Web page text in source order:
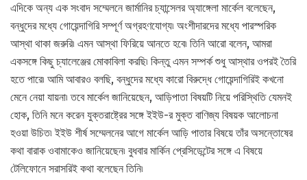
এদিকে অন্য এক সংবাদ সম্মেলনে জার্মানির চ্যান্সেলর অ্যাঙ্গেলা মার্কেল বলেছেন,
বন্ধুদের মধ্যে গোয়েন্দাগিরি সম্পূর্ণ অগ্রহণযোগ্য৷ অংশীদারদের মধ্যে পারস্পরিক
আস্থা থাকা জরুরি৷ এমন আস্থা ফিরিয়ে আনতে হবে৷ তিনি আরো বলেন, আমরা
একসঙ্গে কিছু চ্যালেঞ্জের মোকাবিলা করছি৷ কিন্তু এমন সম্পর্ক শুধু আস্থার ওপরই তৈরি
হতে পারে৷ আমি আবারও বলছি, বন্ধুদের মধ্যে কারো বিরুদ্ধে গোয়েন্দাগিরিই কখনো
মেনে নেয়া যায়না৷ তবে মার্কেল জানিয়েছেন, আড়িপাতা বিষয়টি নিয়ে পরিস্থিতি যেমনই
হোক, তিনি মনে করেন যুক্তরাষ্ট্রের সঙ্গে ইইউ-র মুক্ত বাণিজ্য বিষয়ক আলোচনা
হওয়া উচিত৷ ইইউ শীর্ষ সম্মেলনের আগে মার্কেল আড়ি পাতার বিষয়ে তাঁর অসন্তোষের
কথা বারাক ওবামাকেও জানিয়েছেন৷ বুধবার মার্কিন প্রেসিডেন্টের সঙ্গে এ বিষয়ে
টেলিফোনে সরাসরিই কথা বলেছেন তিনি৷